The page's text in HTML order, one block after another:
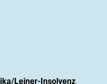
Leiner-Insolvenz